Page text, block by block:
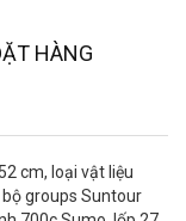
HÀNG
cm, loại vật liệu
groups Suntour